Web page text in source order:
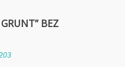
BEZ